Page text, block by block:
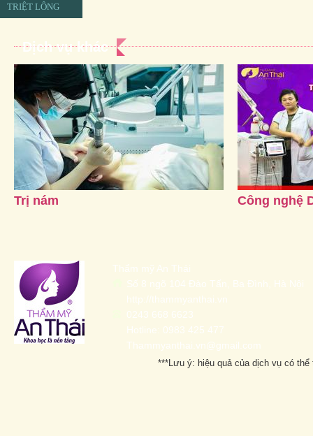
TRIỆT LÔNG
Dịch vụ khác
Trị nám Công nghệ
Thẩm mỹ An Thái
Số 8 ngõ 104 Đào Tấn, Ba Đình, Hà Nội
http://thammyanthai.vn
0243 668 6623
Hotline: 0983 425 477
Thammyanthai.vn@gmail.com
***Lưu ý: hiệu quả của dịch vụ có